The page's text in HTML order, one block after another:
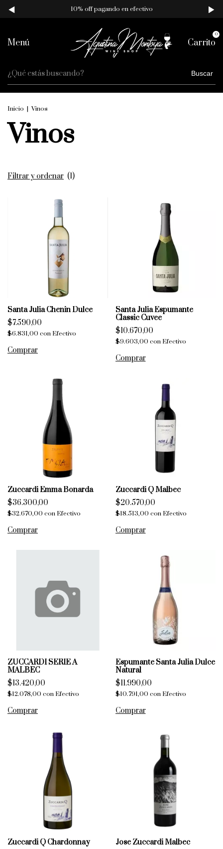
10% off pagando en efectivo
Menú Carrito
0
Buscar
Inicio | Vinos
Vinos
Filtrar y ordenar (1)
Santa Julia Chenin Dulce
$7.590,00
$6.831,00 conEfectivo
Santa Julia Espumante
Classic Cuvee
$10.670,00
$9.603,00 con Efectivo
Zuccardi Emma Bonarda
$36.300,00
$32.670,00 conEfectivo
Zuccardi Q Malbec
$20.570,00
$18.513,00 con Efectivo
ZUCCARDI SERIE A
MALBEC
$13.420,00
$12.078,00 conEfectivo
Espumante Santa Julia Dulce
Natural
$11.990,00
$10.791,00 con Efectivo
Zuccardi Q Chardonnay
Jose Zuccardi Malbec